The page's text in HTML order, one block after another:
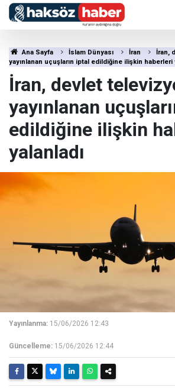
Ana Sayfa İslam Dünyası İran
İran,
yayınlanan uçuşların iptal edildiğine ilişkin haberleri
İran, devlet
yayınlanan
edildiğine ilişkin
yalanladı
Yayınlanma: 15/06/2026 12:43
Güncelleme: 15/06/2026 12:44